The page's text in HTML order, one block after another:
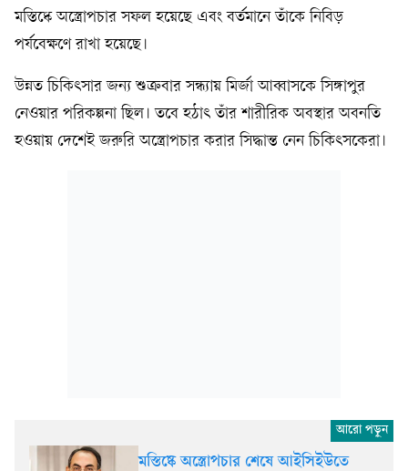
মস্তিষ্কে অস্ত্রোপচার সফল হয়েছে এবং বর্তমানে তাঁকে নিবিড়
পর্যবেক্ষণে রাখা হয়েছে।
উন্নত চিকিৎসার জন্য শুক্রবার সন্ধ্যায় মির্জা আব্বাসকে সিঙ্গাপুর
নেওয়ার পরিকল্পনা ছিল। তবে হঠাৎ তাঁর শারীরিক অবস্থার অবনতি
হওয়ায় দেশেই জরুরি অস্ত্রোপচার করার সিদ্ধান্ত নেন চিকিৎসকেরা।
মস্তিষ্কে অস্ত্রোপচার শেষে আইসিইউতে